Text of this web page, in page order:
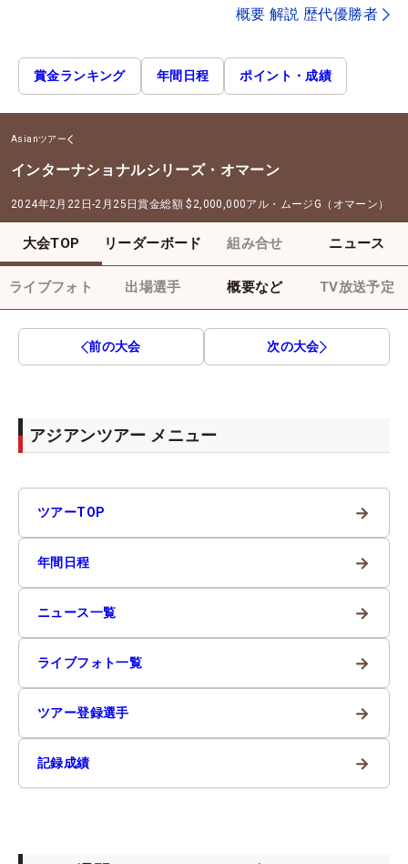
概要 解説 歴代優勝者
賞金ランキング 年間日程 ポイント・成績
Asianツアー
インターナショナルシリーズ・オマーン
2024年2月22日-2月25日賞金総額 $2,000,000アル・ムージG（オマーン）
大会TOP リーダーボード 組み合せ ニュース
ライブフォト 出場選手 概要など TV放送予定
前の大会 次の大会
アジアンツアー メニュー
ツアーTOP →
年間日程 →
ニュース一覧 →
ライブフォト一覧 →
ツアー登録選手 →
記録成績 →